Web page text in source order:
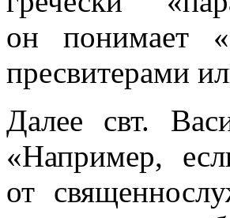
он понимает
пресвитерами
Далее свт.
«Например,
от